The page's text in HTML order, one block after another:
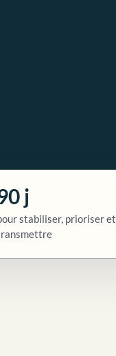
j
stabiliser, prioriser et